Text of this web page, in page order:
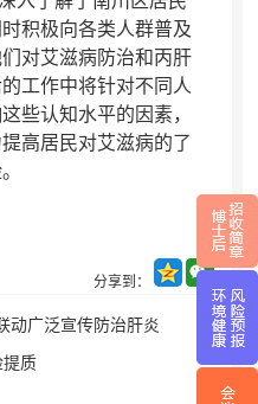
积极向各类人群普及
对艾滋病防治和丙肝
工作中将针对不同人
些认知水平的因素，
高居民对艾滋病的了
。
分享到：
动广泛宣传防治肝炎
提质